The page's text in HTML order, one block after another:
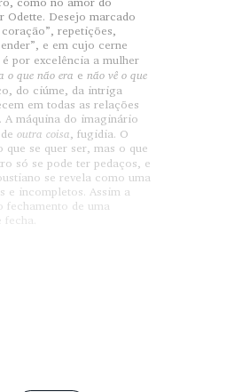
Odette. Desejo marcado
repetições,
e em cujo cerne
é por excelência a mulher
o que não era e não vê o que
do ciúme, da intriga
em todas as relações
A máquina do imaginário
outra coisa , fugidia. O
que se quer ser, mas o que
só se pode ter pedaços, e
se revela como uma
e incompletos. Assim a
fechamento de uma